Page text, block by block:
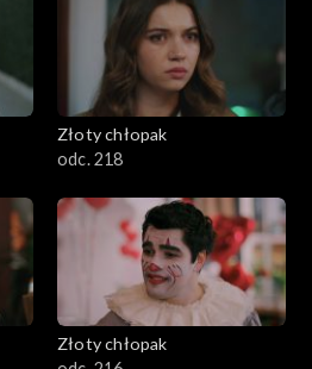
Złoty chłopak
odc. 218
Złoty chłopak